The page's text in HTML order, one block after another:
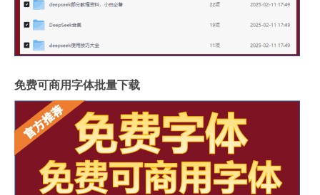
免费可商用字体批量下载